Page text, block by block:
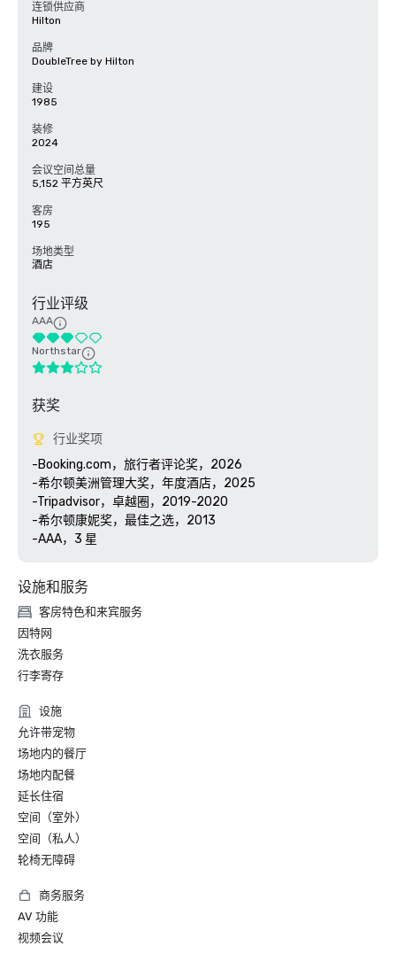
连锁供应商
Hilton
品牌
DoubleTree by Hilton
建设
1985
装修
2024
会议空间总量
5,152 平方英尺
客房
195
场地类型
酒店
行业评级
AAA
Northstar
获奖
行业奖项
-Booking.com，旅行者评论奖，2026
-希尔顿美洲管理大奖，年度酒店，2025
-Tripadvisor，卓越圈，2019-2020
-希尔顿康妮奖，最佳之选，2013
设施和服务
客房特色和来宾服务
因特网
洗衣服务
行李寄存
设施
允许带宠物
场地内的餐厅
场地内配餐
延长住宿
空间（室外）
空间（私人）
轮椅无障碍
商务服务
AV 功能
视频会议